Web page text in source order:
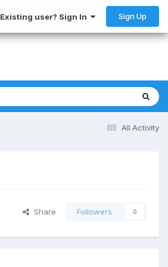
Existing user? Sign In Sign Up
All Activity
Share Followers 0